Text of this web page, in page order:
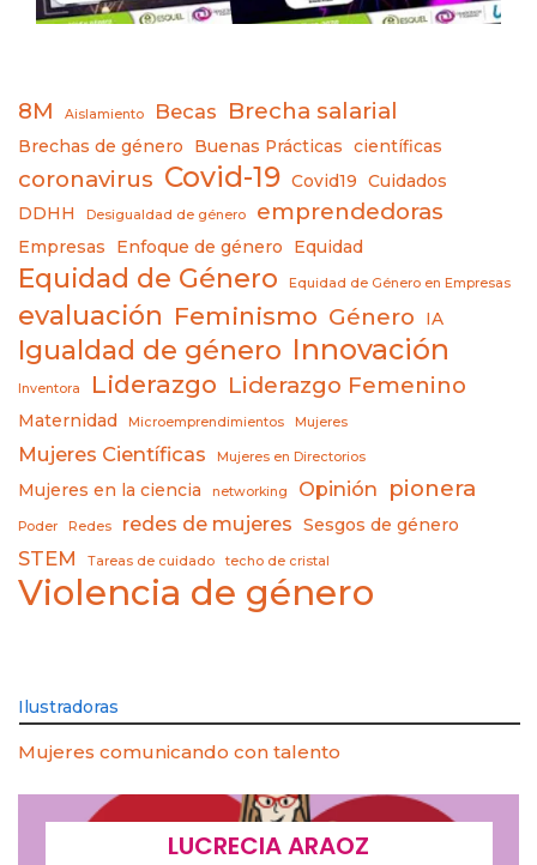
8M Aislamiento Becas Brecha salarial
Brechas de género Buenas Prácticas científicas
coronavirus Covid-19 Covid19
Cuidados
DDHH
Desigualdad de género emprendedoras
Empresas Enfoque de género Equidad
Equidad de Género Equidad de Género en Empresas
evaluación Feminismo Género IA
Igualdad de género Innovación
Inventora Liderazgo Liderazgo Femenino
Maternidad Microemprendimientos Mujeres
Mujeres Científicas Mujeres en Directorios
Mujeres en la ciencia networking Opinión pionera
Poder Redes redes de mujeres Sesgos de género
STEM Tareas de cuidado techo de cristal
Violencia de género
Ilustradoras
Mujeres comunicando con talento
LUCRECIA ARAOZ